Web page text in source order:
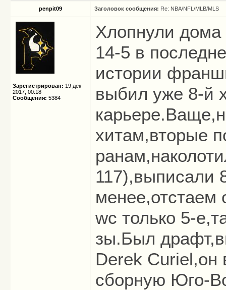
penpit09 Заголовок сообщения: Re: NBA/NFL/MLB/MLS
Зарегистрирован: 19 дек
2017, 00:18
Сообщения: 5384
Хлопнули
14-5 в
истории
выбил уже 8-й
хитам,вторые
117),выписали
менее,отстаем
wc только 5-
зы.Был
Derek Curiel,он
сборную Юго-